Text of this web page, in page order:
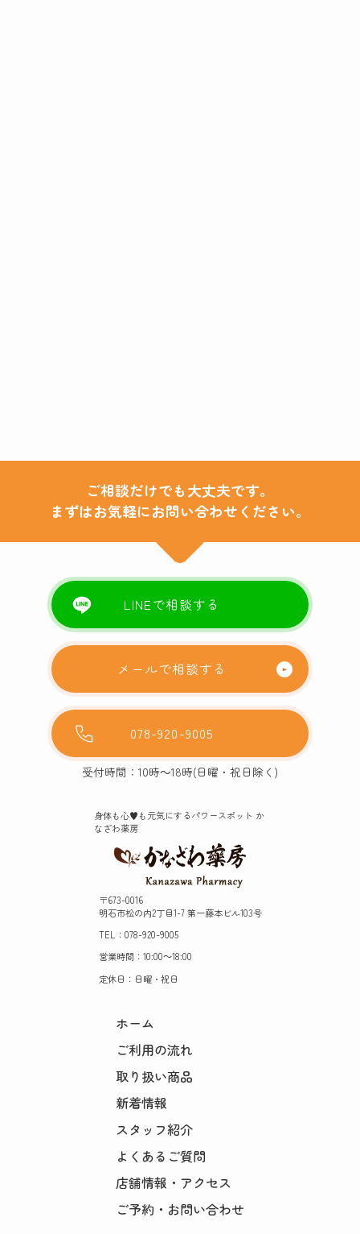
ご相談だけでも大丈夫です。
まずはお気軽にお問い合わせください。
LINEで相談する
メールで相談する
078-920-9005
受付時間：10時～18時(日曜・祝日除く)
身体も心♥️も元気にするパワースポット か
なざわ薬房
〒673-0016
明石市松の内2丁目1-7 第一藤本ビル103号
TEL：078-920-9005
営業時間：10:00～18:00
定休日：日曜・祝日
ホーム
ご利用の流れ
取り扱い商品
新着情報
スタッフ紹介
よくあるご質問
店舗情報・アクセス
ご予約・お問い合わせ